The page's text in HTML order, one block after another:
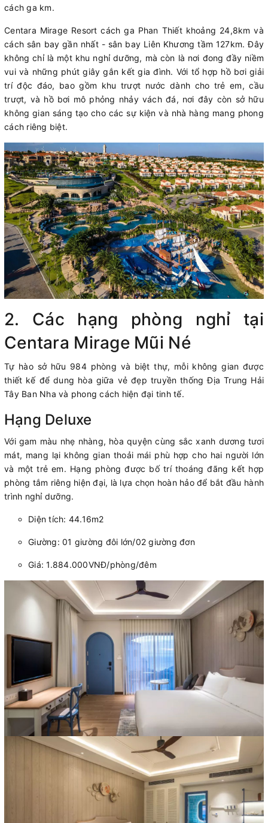
cách ga km.
Centara Mirage Resort cách ga Phan Thiết khoảng 24,8km và
cách sân bay gần nhất - sân bay Liên Khương tầm 127km. Đây
không chỉ là một khu nghỉ dưỡng, mà còn là nơi đong đầy niềm
vui và những phút giây gắn kết gia đình. Với tổ hợp hồ bơi giải
trí độc đáo, bao gồm khu trượt nước dành cho trẻ em, cầu
trượt, và hồ bơi mô phỏng nhảy vách đá, nơi đây còn sở hữu
không gian sáng tạo cho các sự kiện và nhà hàng mang phong
cách riêng biệt.
2. Các hạng phòng nghỉ tại
Centara Mirage Mũi Né
Tự hào sở hữu 984 phòng và biệt thự, mỗi không gian được
thiết kế để dung hòa giữa vẻ đẹp truyền thống Địa Trung Hải
Tây Ban Nha và phong cách hiện đại tinh tế.
Hạng Deluxe
Với gam màu nhẹ nhàng, hòa quyện cùng sắc xanh dương tươi
mát, mang lại không gian thoải mái phù hợp cho hai người lớn
và một trẻ em. Hạng phòng được bố trí thoáng đãng kết hợp
phòng tắm riêng hiện đại, là lựa chọn hoàn hảo để bắt đầu hành
trình nghỉ dưỡng.
Diện tích: 44.16m2
Giường: 01 giường đôi lớn/02 giường đơn
Giá: 1.884.000VNĐ/phòng/đêm